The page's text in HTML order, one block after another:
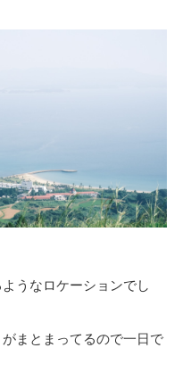
うなロケーションでし
まとまってるので一日で